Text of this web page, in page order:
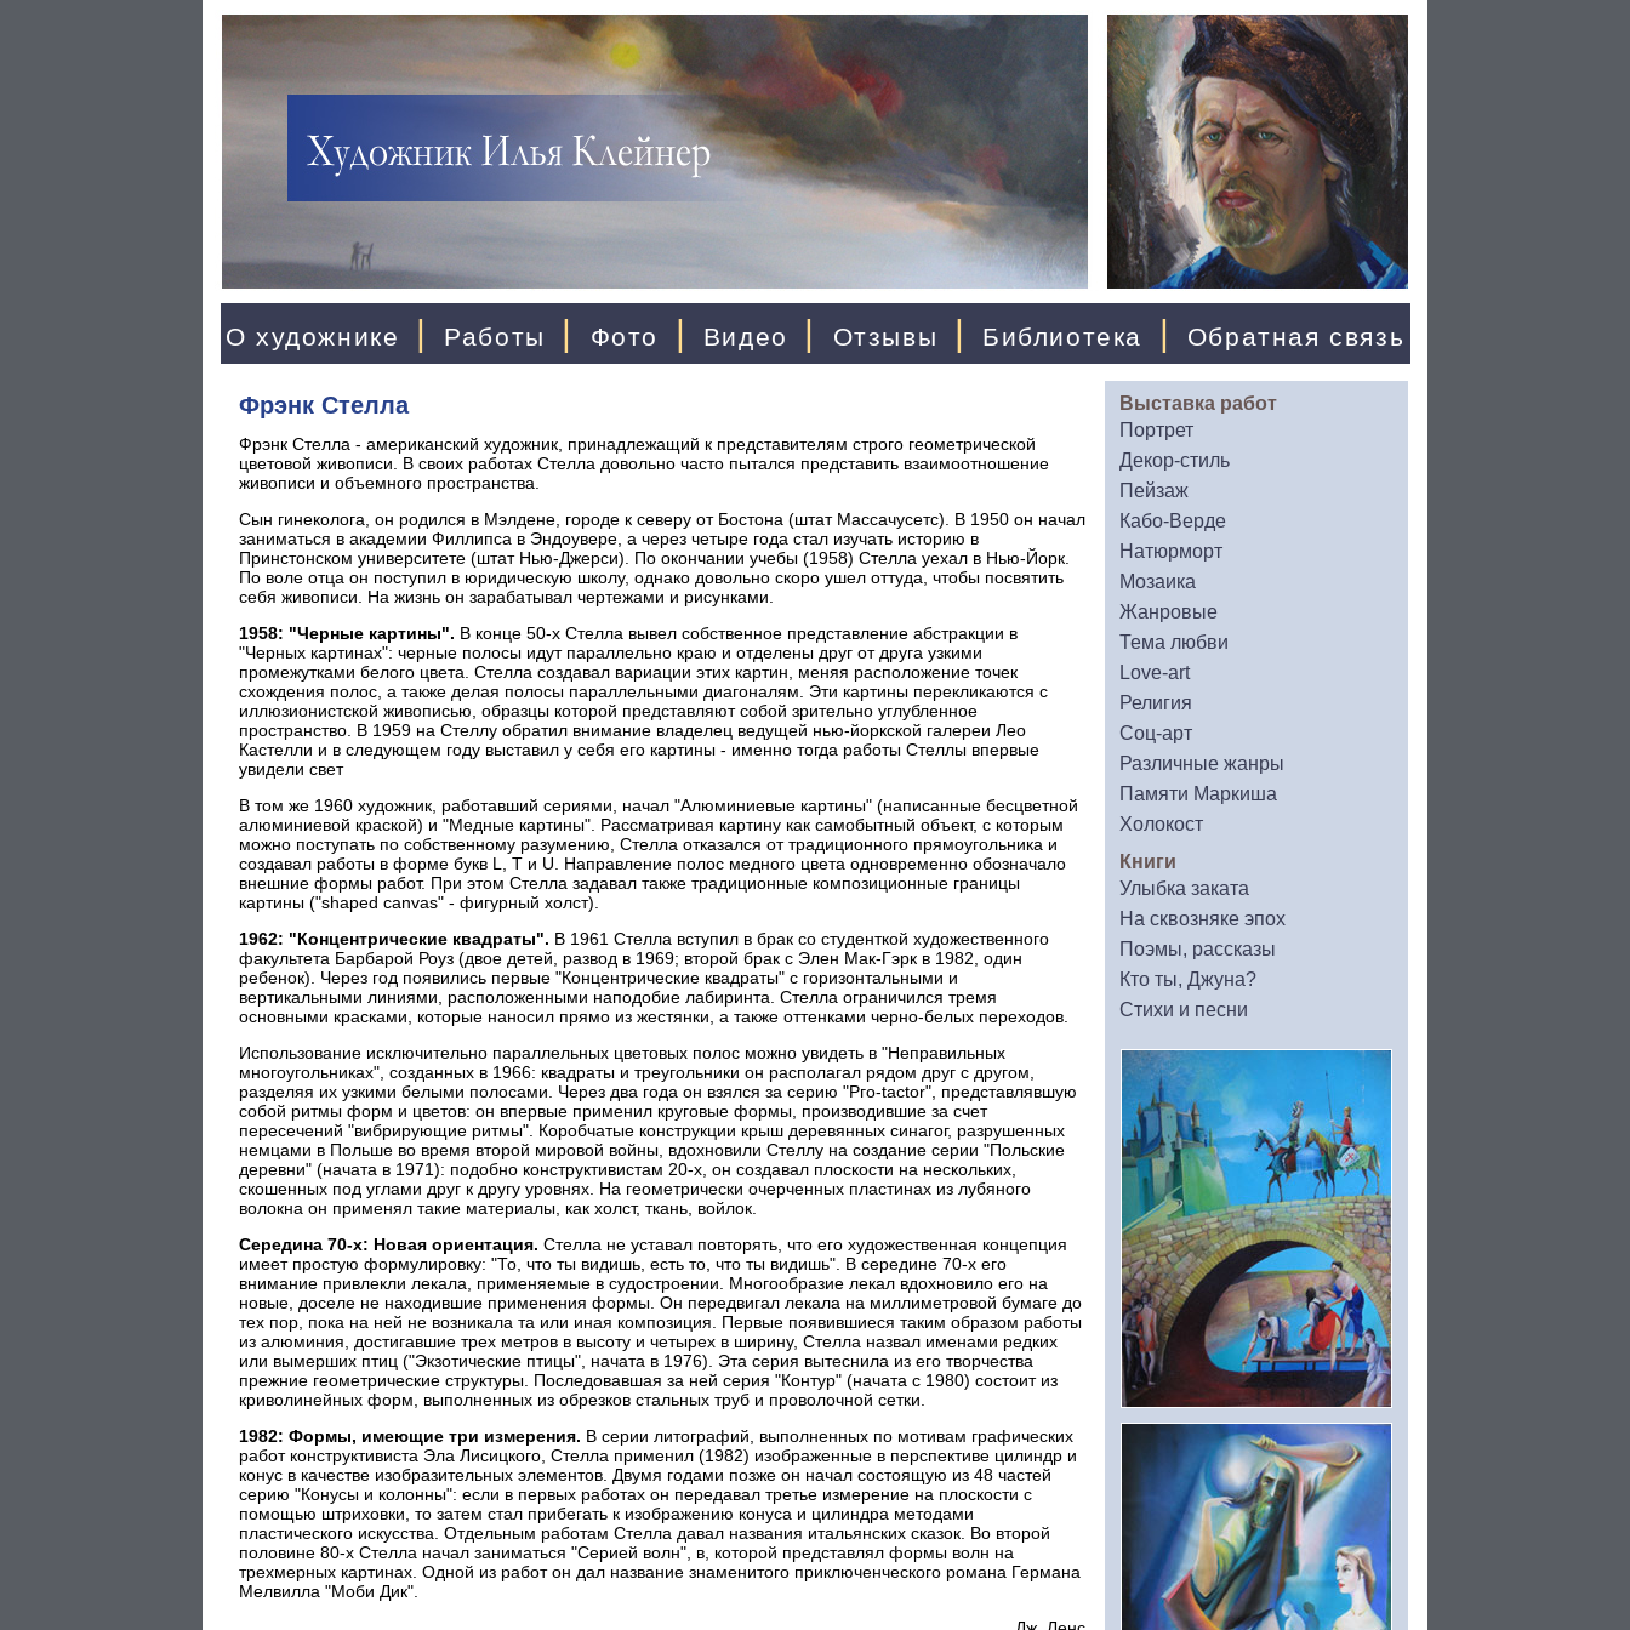
О художнике | Работы | Фото | Видео | Отзывы | Библиотека | Обратная связь
Фрэнк Стелла
Фрэнк Стелла - американский художник, принадлежащий к представителям строго геометрической
цветовой живописи. В своих работах Стелла довольно часто пытался представить взаимоотношение
живописи и объемного пространства.
Сын гинеколога, он родился в Мэлдене, городе к северу от Бостона (штат Массачусетс). В 1950 он начал
заниматься в академии Филлипса в Эндоувере, а через четыре года стал изучать историю в
Принстонском университете (штат Нью-Джерси). По окончании учебы (1958) Стелла уехал в Нью-Йорк.
По воле отца он поступил в юридическую школу, однако довольно скоро ушел оттуда, чтобы посвятить
себя живописи. На жизнь он зарабатывал чертежами и рисунками.
1958: "Черные картины". В конце 50-х Стелла вывел собственное представление абстракции в
"Черных картинах": черные полосы идут параллельно краю и отделены друг от друга узкими
промежутками белого цвета. Стелла создавал вариации этих картин, меняя расположение точек
схождения полос, а также делая полосы параллельными диагоналям. Эти картины перекликаются с
иллюзионистской живописью, образцы которой представляют собой зрительно углубленное
пространство. В 1959 на Стеллу обратил внимание владелец ведущей нью-йоркской галереи Лео
Кастелли и в следующем году выставил у себя его картины - именно тогда работы Стеллы впервые
увидели свет
В том же 1960 художник, работавший сериями, начал "Алюминиевые картины" (написанные бесцветной
алюминиевой краской) и "Медные картины". Рассматривая картину как самобытный объект, с которым
можно поступать по собственному разумению, Стелла отказался от традиционного прямоугольника и
создавал работы в форме букв L, Т и U. Направление полос медного цвета одновременно обозначало
внешние формы работ. При этом Стелла задавал также традиционные композиционные границы
картины ("shaped canvas" - фигурный холст).
1962: "Концентрические квадраты". В 1961 Стелла вступил в брак со студенткой художественного
факультета Барбарой Роуз (двое детей, развод в 1969; второй брак с Элен Мак-Гэрк в 1982, один
ребенок). Через год появились первые "Концентрические квадраты" с горизонтальными и
вертикальными линиями, расположенными наподобие лабиринта. Стелла ограничился тремя
основными красками, которые наносил прямо из жестянки, а также оттенками черно-белых переходов.
Использование исключительно параллельных цветовых полос можно увидеть в "Неправильных
многоугольниках", созданных в 1966: квадраты и треугольники он располагал рядом друг с другом,
разделяя их узкими белыми полосами. Через два года он взялся за серию "Рго-tactor", представлявшую
собой ритмы форм и цветов: он впервые применил круговые формы, производившие за счет
пересечений "вибрирующие ритмы". Коробчатые конструкции крыш деревянных синагог, разрушенных
немцами в Польше во время второй мировой войны, вдохновили Стеллу на создание серии "Польские
деревни" (начата в 1971): подобно конструктивистам 20-х, он создавал плоскости на нескольких,
скошенных под углами друг к другу уровнях. На геометрически очерченных пластинах из лубяного
волокна он применял такие материалы, как холст, ткань, войлок.
Середина 70-х: Новая ориентация. Стелла не уставал повторять, что его художественная концепция
имеет простую формулировку: "То, что ты видишь, есть то, что ты видишь". В середине 70-х его
внимание привлекли лекала, применяемые в судостроении. Многообразие лекал вдохновило его на
новые, доселе не находившие применения формы. Он передвигал лекала на миллиметровой бумаге до
тех пор, пока на ней не возникала та или иная композиция. Первые появившиеся таким образом работы
из алюминия, достигавшие трех метров в высоту и четырех в ширину, Стелла назвал именами редких
или вымерших птиц ("Экзотические птицы", начата в 1976). Эта серия вытеснила из его творчества
прежние геометрические структуры. Последовавшая за ней серия "Контур" (начата с 1980) состоит из
криволинейных форм, выполненных из обрезков стальных труб и проволочной сетки.
1982: Формы, имеющие три измерения. В серии литографий, выполненных по мотивам графических
работ конструктивиста Эла Лисицкого, Стелла применил (1982) изображенные в перспективе цилиндр и
конус в качестве изобразительных элементов. Двумя годами позже он начал состоящую из 48 частей
серию "Конусы и колонны": если в первых работах он передавал третье измерение на плоскости с
помощью штриховки, то затем стал прибегать к изображению конуса и цилиндра методами
пластического искусства. Отдельным работам Стелла давал названия итальянских сказок. Во второй
половине 80-х Стелла начал заниматься "Серией волн", в, которой представлял формы волн на
трехмерных картинах. Одной из работ он дал название знаменитого приключенческого романа Германа
Мелвилла "Моби Дик".
Выставка работ
Портрет
Декор-стиль
Пейзаж
Кабо-Верде
Натюрморт
Мозаика
Жанровые
Тема любви
Love-art
Религия
Соц-арт
Различные жанры
Памяти Маркиша
Холокост
Книги
Улыбка заката
На сквозняке эпох
Поэмы, рассказы
Кто ты, Джуна?
Стихи и песни